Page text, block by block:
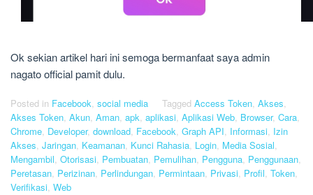
Ok sekian artikel hari ini semoga bermanfaat saya admin
nagato official pamit dulu.
Posted in Facebook, social media Tagged Access Token, Akses,
Akses Token, Akun, Aman, apk, aplikasi, Aplikasi Web, Browser, Cara,
Chrome, Developer, download, Facebook, Graph API, Informasi, Izin
Akses, Jaringan, Keamanan, Kunci Rahasia, Login, Media Sosial,
Mengambil, Otorisasi, Pembuatan, Pemulihan, Pengguna, Penggunaan,
Peretasan, Perizinan, Perlindungan, Permintaan, Privasi, Profil, Token,
Verifikasi, Web